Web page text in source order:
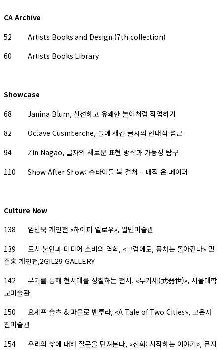
CA Archive
52 Artists Books and Design (7th collection)
60 Artists Books Library
Showcase
68 Janina Blum, 신선하고 유쾌한 놀이처럼 작업하기
82 Octave Cusinberche, 돌에 새긴 글자의 현대적 접근
94 Zin Nagao, 글자의 새로운 표현 방식과 가능성 탐구
110 Show After Show: 슈타이들 북 컬처 – 매직 온 페이퍼
Culture Now
138 임민욱 개인전 «하이퍼 옐로우», 일민미술관
139 도시 불안과 미디어 소비의 역학, «그럼에도, 풍차는 돌아간다» 민
준홍 개인전,2GIL29 GALLERY
142 무기를 통해 현시대를 성찰하는 전시, «무기세(武器世)», 서울대학
교미술관
150 요세프 슐츠 & 파올로 벤투라, «A Tale of Two Cities», 고은사
진미술관
154 우리의 삶에 대해 질문을 던져본다, «신화: 시작하는 이야기», 뮤지